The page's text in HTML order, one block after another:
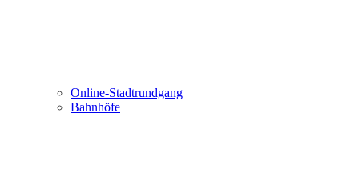
Online-Stadtrundgang
Bahnhöfe